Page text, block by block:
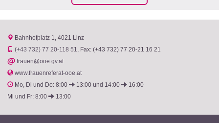
Bahnhofplatz 1 4021 Linz
(+43 732) 77 20-118 51
Fax: (+43 732) 77 20-21 16 21
@ frauen@ooe.gv.at
www.frauenreferat-ooe.at
Mo, Di und Do: 8:00
13:00 und 14:00
16:00
Mi und Fr: 8:00
13:00